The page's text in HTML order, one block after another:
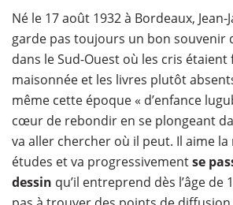
Né le 17 août 1932 à Bordeaux, Jean-
garde pas toujours un bon souvenir
dans le Sud-Ouest où les cris
maisonnée et les livres plutôt
même cette époque « d’enfance
cœur de rebondir en se plongeant
va aller chercher où il peut. Il aime la
études et va progressivementse
dessin qu’il entreprend dès l’âge de